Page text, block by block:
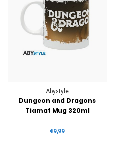
Abystyle
Dungeon and Dragons
Tiamat Mug 320ml
€9,99